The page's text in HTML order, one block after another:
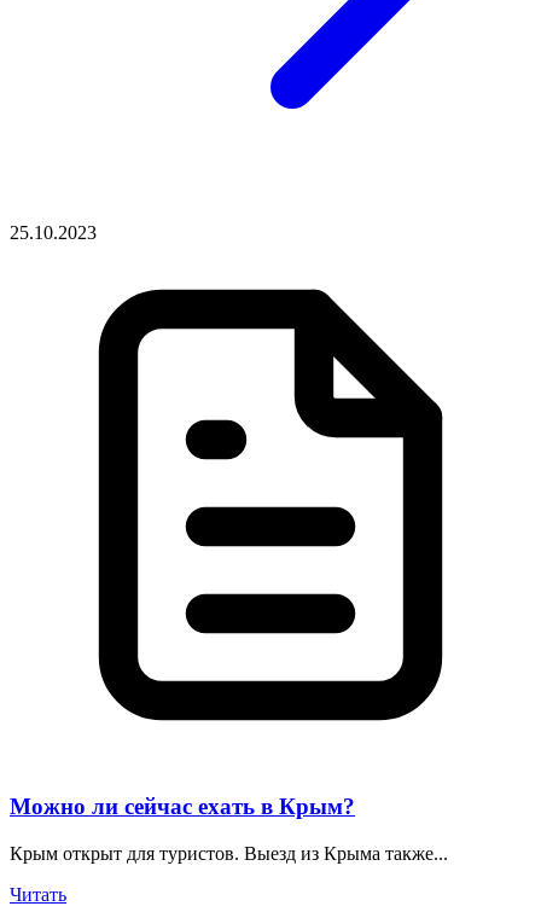
25.10.2023
Можно ли сейчас ехать в Крым?
Крым открыт для туристов. Выезд из Крыма также...
Читать